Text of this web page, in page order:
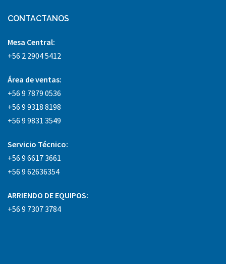
CONTACTANOS
Mesa Central:
+56 2 2904 5412
Área de ventas:
+56 9 7879 0536
+56 9 9318 8198
+56 9 9831 3549
Servicio Técnico:
+56 9 6617 3661
+56 9 62636354
ARRIENDO DE EQUIPOS:
+56 9 7307 3784